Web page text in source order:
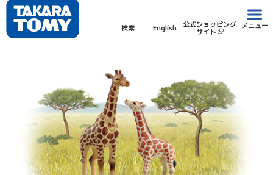
検索 English 公式ショッピング
サイト
メニュー